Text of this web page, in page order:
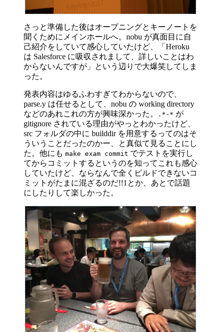
さっと準備した後はオープニングとキーノートを
聞くためにメインホールへ。nobu が真面目に自
己紹介をしていて感心していたけど、「Heroku
は Salesforce に吸収されまして、詳しいことはわ
からないんですが」という辺りで大爆笑してしま
った。
発表内容はゆるふわすぎてわからないので、
parse.y は任せるとして、nobu の working directory
などのあれこれの方が興味深かった。
.*-* が
gitignore されている理由がやっとわかったけど、
src フォルダの中に builddir を用意するってのはそ
ういうことだったのかー、と真似て見ることにし
た。他にも make exam commit でテストを実行し
てからコミットするというのを知ってこれも感心
していたけど、ならなんで全くビルドできないコ
ミットがたまに混ざるのだ!!1とか、あとで話題
にしたりして楽しかった。